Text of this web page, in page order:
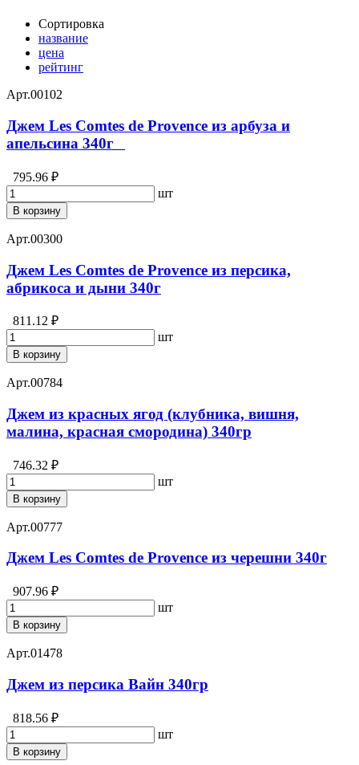
Сортировка
название
цена
рейтинг
Арт.00102
Джем Les Comtes de Provence из арбуза и
апельсина 340г⁣⁣⠀
795.96 ₽
шт
В корзину
Арт.00300
Джем Les Comtes de Provence из персика,
абрикоса и дыни 340г
811.12 ₽
шт
В корзину
Арт.00784
Джем из красных ягод (клубника, вишня,
малина, красная смородина) 340гр
746.32 ₽
шт
В корзину
Арт.00777
Джем Les Comtes de Provence из черешни 340г
907.96 ₽
шт
В корзину
Арт.01478
Джем из персика Вайн 340гр
818.56 ₽
шт
В корзину